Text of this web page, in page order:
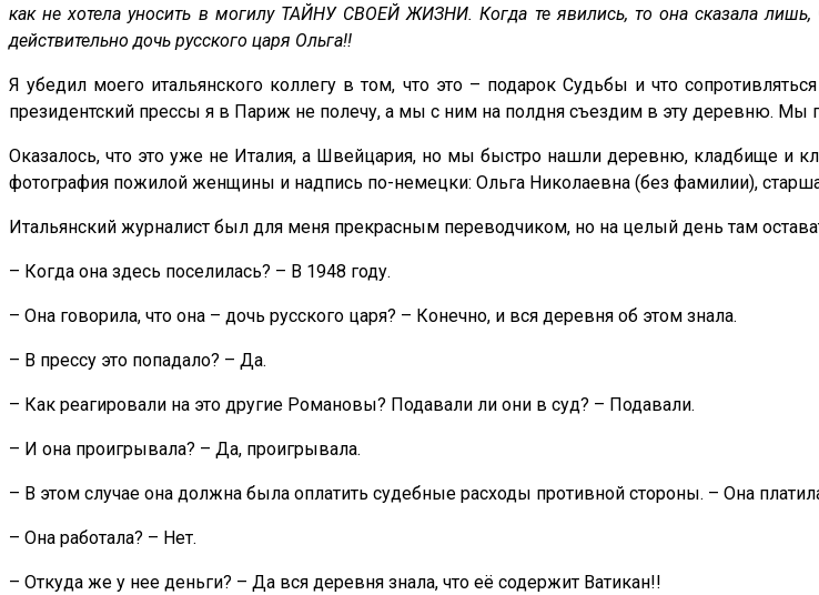
как не хотела уносить в могилу ТАЙНУ СВОЕЙ ЖИЗНИ. Когда те явились, то она сказала
действительно дочь русского царя Ольга!!
Я убедил моего итальянского коллегу в том, что это – подарок Судьбы и что
президентский прессы я в Париж не полечу, а мы с ним на полдня съездим в эту деревню. Мы
Оказалось, что это уже не Италия, а Швейцария, но мы быстро нашли деревню, кладбище и
фотография пожилой женщины и надпись по-немецки: Ольга Николаевна (без фамилии),
Итальянский журналист был для меня прекрасным переводчиком, но на целый день там
– Когда она здесь поселилась? – В 1948 году.
– Она говорила, что она – дочь русского царя? – Конечно, и вся деревня об этом знала.
– В прессу это попадало? – Да.
– Как реагировали на это другие Романовы? Подавали ли они в суд? – Подавали.
– И она проигрывала? – Да, проигрывала.
– В этом случае она должна была оплатить судебные расходы противной стороны. – Она
– Она работала? – Нет.
– Откуда же у нее деньги? – Да вся деревня знала, что её содержит Ватикан!!